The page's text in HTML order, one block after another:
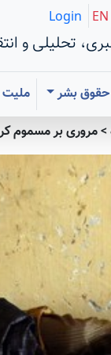
تحلیلی و
Login EN
حقوق بشر ملیت
>مروری بر مسموم